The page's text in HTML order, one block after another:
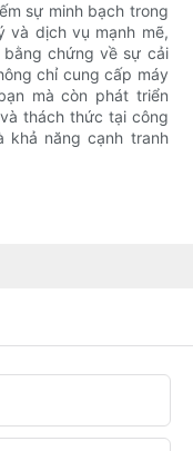
sự minh bạch trong
và dịch vụ mạnh mẽ,
chứng về sự cải
chỉ cung cấp máy
mà còn phát triển
thách thức tại công
năng cạnh tranh